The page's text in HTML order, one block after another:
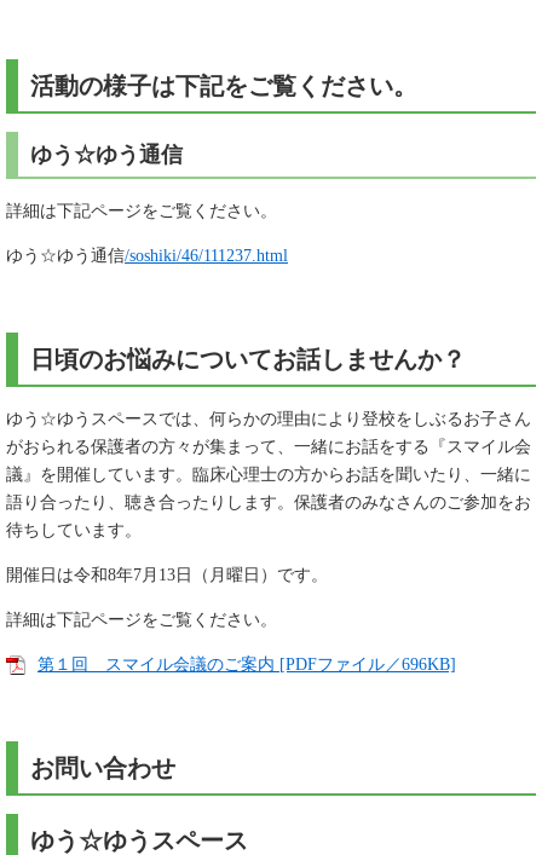
活動の様子は下記をご覧ください。
ゆう☆ゆう通信
詳細は下記ページをご覧ください。
ゆう☆ゆう通信/soshiki/46/111237.html
日頃のお悩みについてお話しませんか？
ゆう☆ゆうスペースでは、何らかの理由により登校をしぶるお子さん
がおられる保護者の方々が集まって、一緒にお話をする『スマイル会
議』を開催しています。臨床心理士の方からお話を聞いたり、一緒に
語り合ったり、聴き合ったりします。保護者のみなさんのご参加をお
待ちしています。
開催日は令和8年7月13日（月曜日）です。
詳細は下記ページをご覧ください。
第１回 スマイル会議のご案内 [PDFファイル／696KB]
お問い合わせ
ゆう☆ゆうスペース